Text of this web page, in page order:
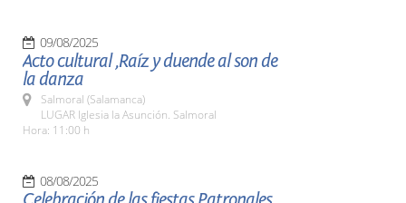
09/08/2025
Acto cultural ,Raíz y duende al son de
la danza
Salmoral (Salamanca)
LUGAR Iglesia la Asunción. Salmoral
Hora: 11:00 h
08/08/2025